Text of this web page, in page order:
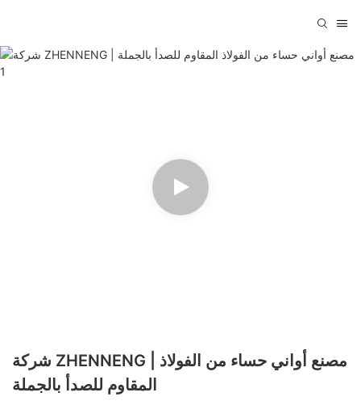
شركة ZHENNENG | مصنع أواني حساء من الفولاذ
المقاوم للصدأ بالجملة